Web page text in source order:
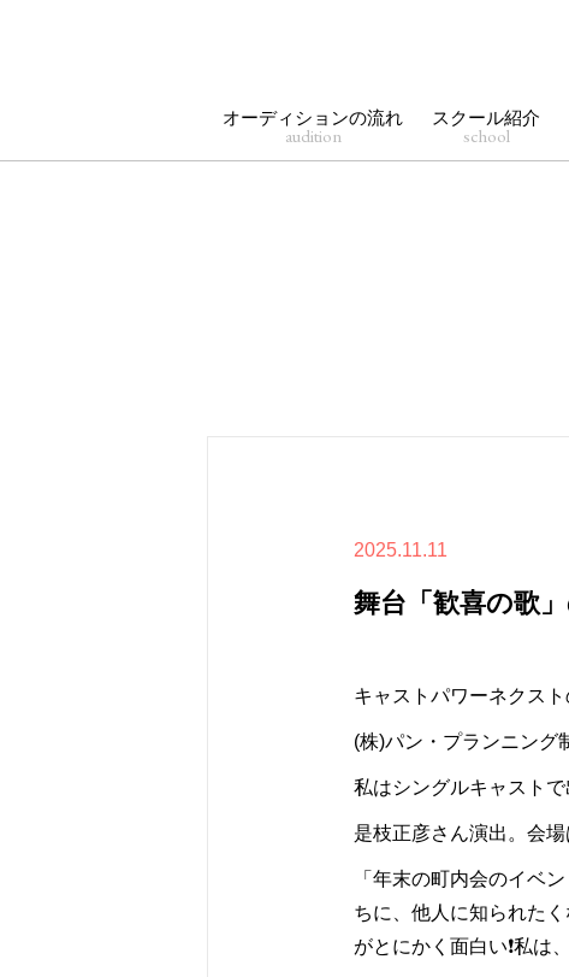
オーディションの流れ
audition
スクール紹介
school
2025.11.11
舞台「歓喜の歌
キャストパワーネクス
(株)パン・プランニング
私はシングルキャストで
是枝正彦さん演出。会
「年末の町内会のイベ
ちに、他人に知られた
がとにかく面白い❗️私は